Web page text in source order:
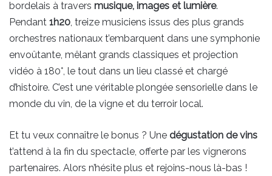
bordelais à travers musique, images et lumière.
Pendant 1h20 , treize musiciens issus des plus grands
orchestres nationaux t’embarquent dans une symphonie
envoûtante, mêlant grands classiques et projection
vidéo à 180°, le tout dans un lieu classé et chargé
d’histoire. C’est une véritable plongée sensorielle dans le
monde du vin, de la vigne et du terroir local.
Et tu veux connaître le bonus ? Une dégustation de vins
t’attend à la fin du spectacle, offerte par les vignerons
partenaires. Alors n’hésite plus et rejoins-nous là-bas !